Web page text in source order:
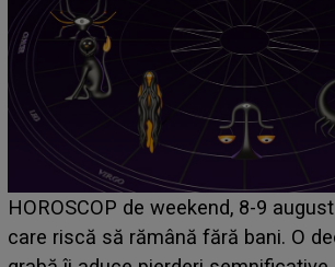
Emanuel a ținut ACEST DETALIU
acum! În fața Alexandrei,